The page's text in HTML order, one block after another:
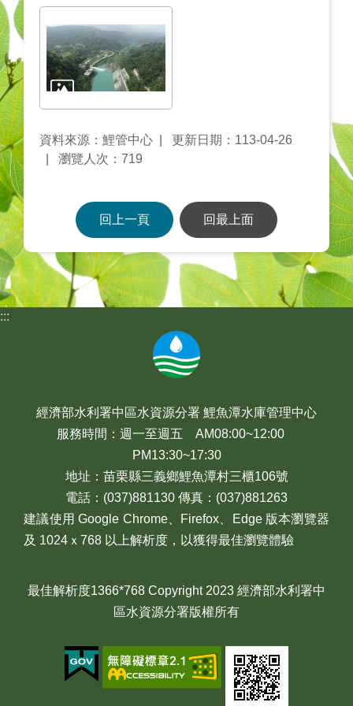
資料來源：鯉管中心
更新日期：113-04-26
瀏覽人次：719
回上一頁 回最上面
:::
經濟部水利署中區水資源分署 鯉魚潭水庫管理中心
服務時間：週一至週五 AM08:00~12:00
PM13:30~17:30
地址：苗栗縣三義鄉鯉魚潭村三櫃106號
電話：(037)881130 傳真：(037)881263
建議使用 Google Chrome、Firefox、Edge 版本瀏覽器
及 1024ｘ768 以上解析度，以獲得最佳瀏覽體驗
最佳解析度1366*768 Copyright 2023 經濟部水利署中
區水資源分署版權所有